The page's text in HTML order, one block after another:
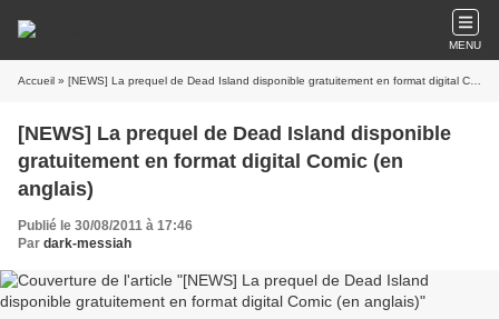
MENU
Accueil » [NEWS] La prequel de Dead Island disponible gratuitement en format digital Comic (en anglais)
[NEWS] La prequel de Dead Island disponible
gratuitement en format digital Comic (en
anglais)
Publié le 30/08/2011 à 17:46
Par dark-messiah